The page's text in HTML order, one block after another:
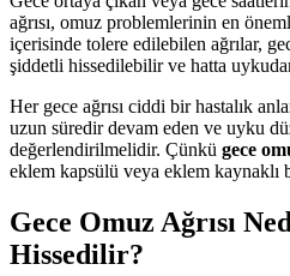
ağrısı, omuz problemlerinin en
içerisinde tolere edilebilen ağrılar,
şiddetli hissedilebilir ve hatta
Her gece ağrısı ciddi bir hastalık
uzun süredir devam eden ve uyku
değerlendirilmelidir. Çünkü gece
eklem kapsülü veya eklem kaynaklı
Gece Omuz Ağrısı
Hissedilir?